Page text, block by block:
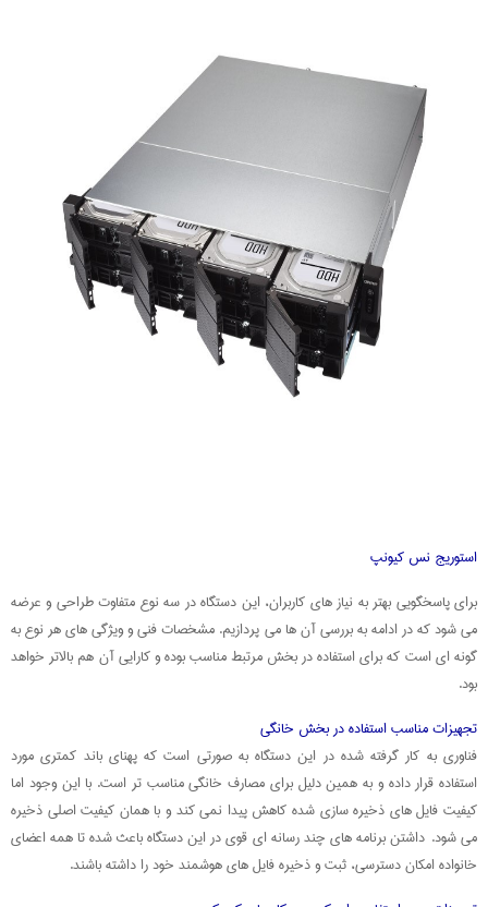
استوریج نس کیونپ
برای پاسخگویی بهتر به نیاز های کاربران، این دستگاه در سه نوع متفاوت طراحی و عرضه
می شود که در ادامه به بررسی آن ها می پردازیم. مشخصات فنی و ویژگی های هر نوع به
گونه ای است که برای استفاده در بخش مرتبط مناسب بوده و کارایی آن هم بالاتر خواهد
بود.
تجهیزات مناسب استفاده در بخش خانگی
فناوری به کار گرفته شده در این دستگاه به صورتی است که پهنای باند کمتری مورد
استفاده قرار داده و به همین دلیل برای مصارف خانگی مناسب تر است. با این وجود اما
کیفیت فایل های ذخیره سازی شده کاهش پیدا نمی کند و با همان کیفیت اصلی ذخیره
می شود. داشتن برنامه های چند رسانه ای قوی در این دستگاه باعث شده تا همه اعضای
خانواده امکان دسترسی، ثبت و ذخیره فایل های هوشمند خود را داشته باشند.